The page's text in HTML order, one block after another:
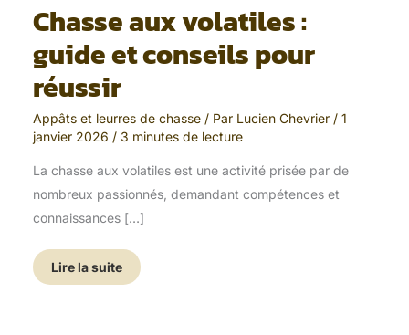
Chasse aux volatiles :
guide et conseils pour
réussir
Appâts et leurres de chasse/ Par Lucien Chevrier / 1
janvier 2026 / 3 minutes de lecture
La chasse aux volatiles est une activité prisée par de
nombreux passionnés, demandant compétences et
connaissances […]
Lire la suite